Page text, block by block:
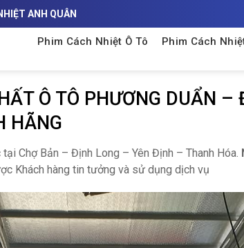
ANH QUÂN
Phim Cách Nhiệt Ô Tô Phim Cách
Ô TÔ PHƯƠNG DUẨN
HÃNG
tại Chợ Bản – Định Long – Yên Định – Thanh Hóa.
Khách hàng tin tưởng và sử dụng dịch vụ